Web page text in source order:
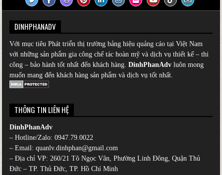
DINHPHANADV
Với mục tiêu Phát triển thị trường bảng hiệu quảng cáo tại Việt Nam
với những sản phẩm gia công chế tác hoàn mỹ và dịch vụ thiết kế – thi
công – bảo hành tốt nhất đến khách hàng.DinhPhanAdv luôn mong
muốn mang đến khách hàng sản phẩm và dịch vụ tốt nhất.
THÔNG TIN LIÊN HỆ
DinhPhanAdv
– Hotline/Zalo:0947.79.0022
– Email: quanlv.dinhphan@gmail.com
– Địa chỉ VP: 260/21 Tô Ngọc Vân, Phường Linh Đông, Quận Thủ
Đức – TP. Thủ Đức, TP. Hồ Chí Minh